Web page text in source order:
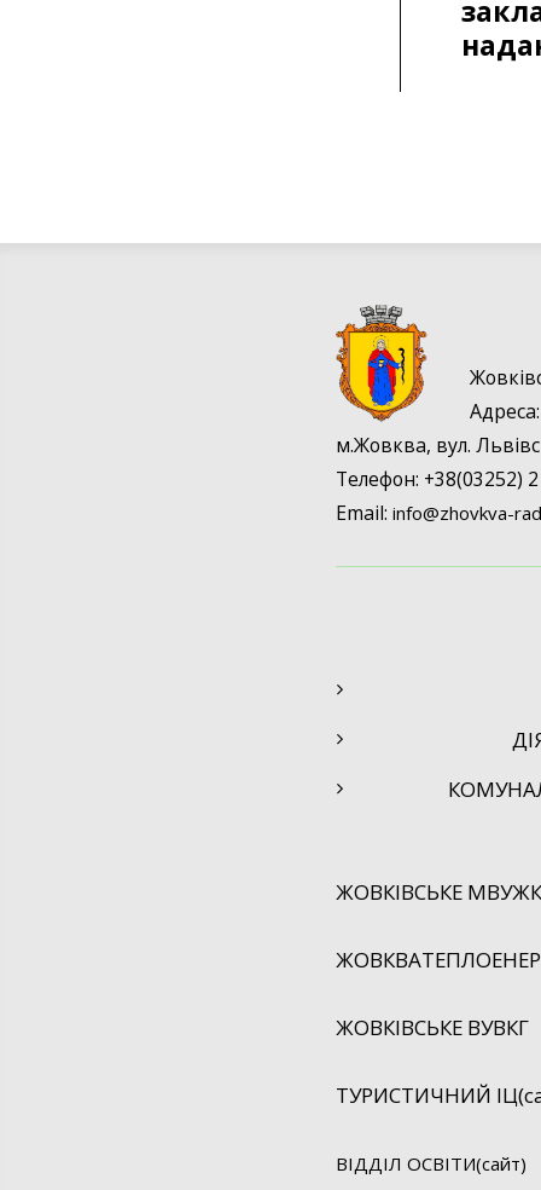
м.Жовква, вул.
Телефон: +38(03252)
Email: info@zhovkva-
ЖОВКІВСЬКЕ
ЖОВКІВСЬКЕ ВУВКГ
ТУРИСТИЧНИЙ
ВІДДІЛ ОСВІТИ(сайт)